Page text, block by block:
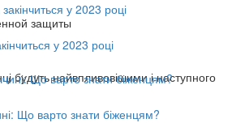
защиты
у 2023 році
будуть найвпливовішими і наступного
Що варто знати біженцям?